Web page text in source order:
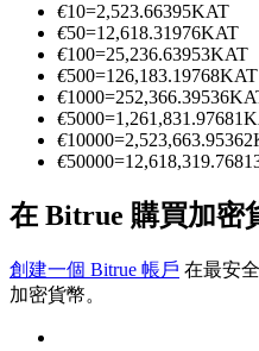
坐享盈利分成和跟單分傭
合約資訊
包含交易情況等的大數
€10=2,523.66395KAT
€50=12,618.31976KAT
€100=25,236.63953KAT
€500=126,183.19768KAT
€1000=252,366.39536
€5000=1,261,831.97681
€10000=2,523,663.95362
€50000=
在 Bitrue 購買加密
創建一個 Bitrue 帳戶 在最安
加密貨幣。